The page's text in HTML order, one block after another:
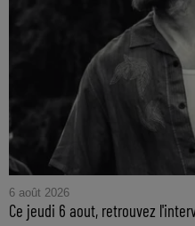
6 août 2026
Ce jeudi 6 aout, retrouvez